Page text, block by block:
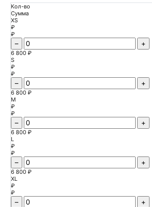
Кол-во
Сумма
XS
₽
₽
– +
6 800 ₽
S
₽
₽
– +
6 800 ₽
M
₽
₽
– +
6 800 ₽
L
₽
₽
– +
6 800 ₽
XL
₽
₽
– +